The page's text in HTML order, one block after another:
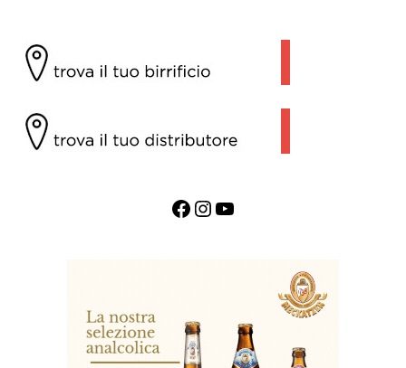
Facebook InstagramYouTube